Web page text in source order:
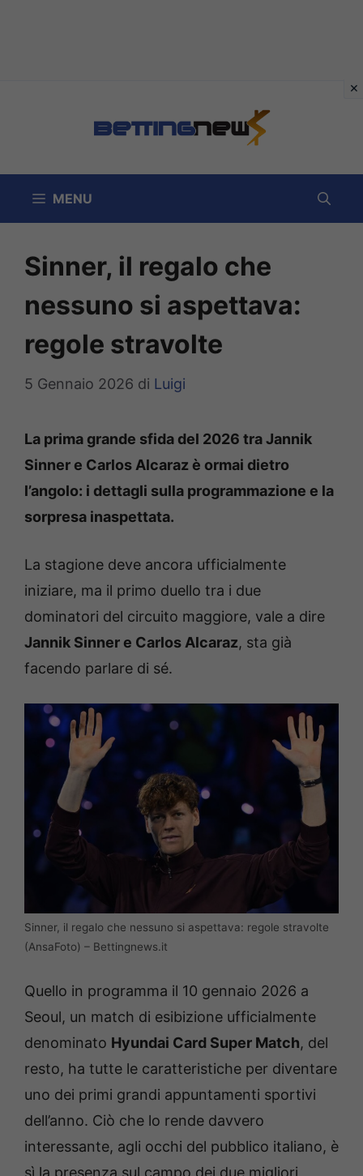
MENU
Sinner, il regalo che
nessuno si aspettava:
regole stravolte
5 Gennaio 2026 di Luigi
La prima grande sfida del 2026 tra Jannik
Sinner e Carlos Alcaraz è ormai dietro
l’angolo: i dettagli sulla programmazione e la
sorpresa inaspettata.
La stagione deve ancora ufficialmente
iniziare, ma il primo duello tra i due
dominatori del circuito maggiore, vale a dire
Jannik Sinner e Carlos Alcaraz, sta già
facendo parlare di sé.
Sinner, il regalo che nessuno si aspettava: regole stravolte
(AnsaFoto) – Bettingnews.it
Quello in programma il 10 gennaio 2026 a
Seoul, un match di esibizione ufficialmente
denominato Hyundai Card Super Match, del
resto, ha tutte le caratteristiche per diventare
uno dei primi grandi appuntamenti sportivi
dell’anno. Ciò che lo rende davvero
interessante, agli occhi del pubblico italiano, è
sì la presenza sul campo dei due migliori